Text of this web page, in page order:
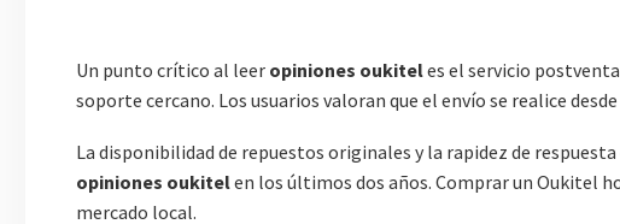
Un punto crítico al leer opiniones oukiteles el servicio
soporte cercano. Los usuarios valoran que el envío se realice
La disponibilidad de repuestos originales y la rapidez de
opiniones oukitelen los últimos dos años. Comprar un Oukitel
mercado local.